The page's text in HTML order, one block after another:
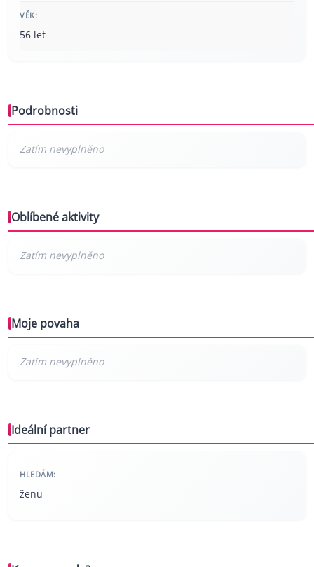
VĚK:
56 let
Podrobnosti
Oblíbené aktivity
Moje povaha
Ideální partner
HLEDÁM:
ženu